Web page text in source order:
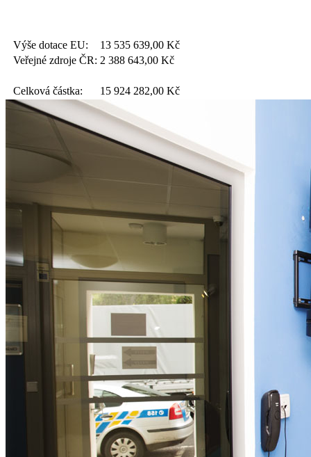
Výše dotace EU: 13 535 639,00 Kč
Veřejné zdroje ČR: 2 388 643,00 Kč
Celková částka: 15 924 282,00 Kč